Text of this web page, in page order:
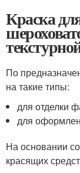
Краска
По
на такие типы:
для отделки
для
На основании
красящих